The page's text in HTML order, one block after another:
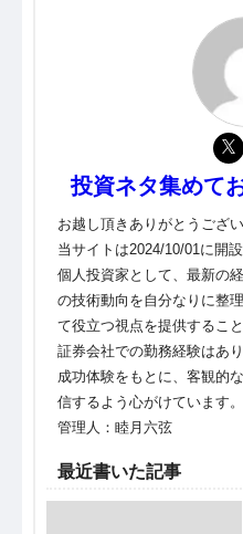
投資ネタ集めて
お越し頂きありがとうござ
当サイトは2024/10/01に開
個人投資家として、最新の
の技術動向を自分なりに整
て役立つ視点を提供するこ
証券会社での勤務経験はあ
成功体験をもとに、客観的
信するよう心がけています。
管理人：睦月六弦
最近書いた記事